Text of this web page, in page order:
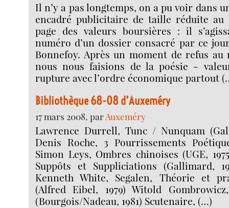
Il n’y a pas longtemps, on a pu voir dans
encadré publicitaire de taille réduite au
page des valeurs boursières : il
numéro d’un dossier consacré par ce
Bonnefoy. Après un moment de refus au
nous nous faisions de la poésie -
rupture avec l’ordre économique partout
Bibliothèque 68-08 d’Auxeméry
17 mars 2008, parAuxeméry
Lawrence Durrell, Tunc / Nunquam
Denis Roche, 3 Pourrissements
Simon Leys, Ombres chinoises (UGE,
Suppôts et Suppliciations (Gallimard,
Kenneth White, Segalen, Théorie et
(Alfred Eibel, 1979) Witold
(Bourgois/Nadeau, 1981) Scutenaire, (…)